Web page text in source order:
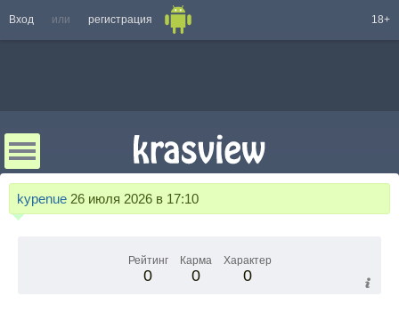
Вход или регистрация 18+
kypenue 26 июля 2026 в 17:10
Рейтинг
0
Карма
0
Характер
0